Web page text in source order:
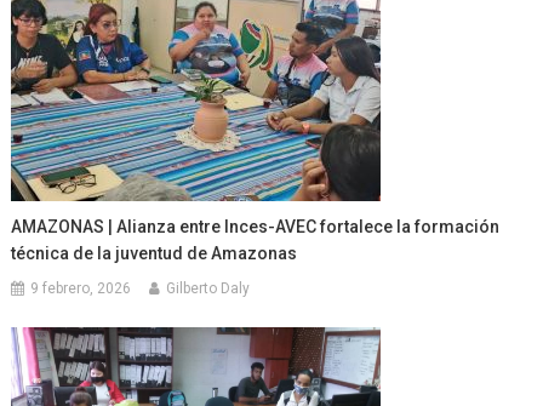
AMAZONAS | Alianza entre Inces-AVEC fortalece la formación
técnica de la juventud de Amazonas
9 febrero, 2026 Gilberto Daly